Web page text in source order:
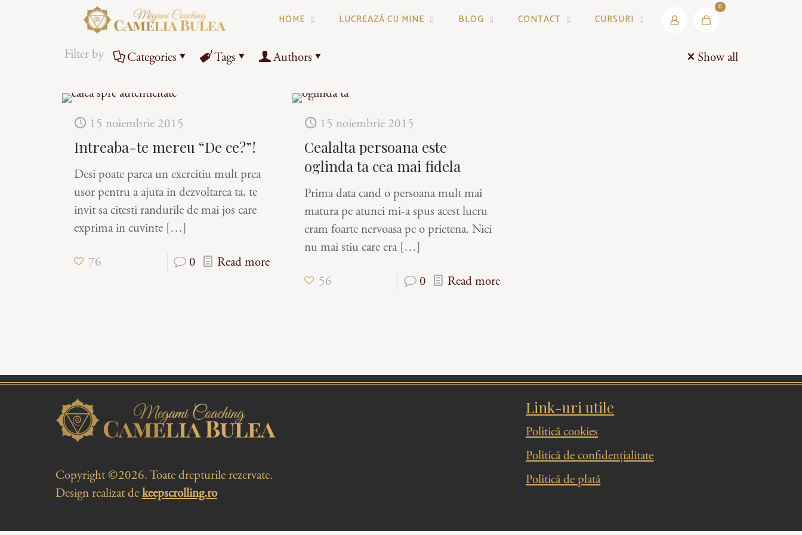
HOME LUCREAZĂ CU MINE BLOG CONTACT CURSURI
0
Filter by Categories Tags Authors Show all
15 noiembrie 2015
Intreaba-te mereu “De ce?”!
Desi poate parea un exercitiu mult prea
usor pentru a ajuta in dezvoltarea ta, te
invit sa citesti randurile de mai jos care
exprima in cuvinte […]
76 0 Read more
15 noiembrie 2015
Cealalta persoana este
oglinda ta cea mai fidela
Prima data cand o persoana mult mai
matura pe atunci mi-a spus acest lucru
eram foarte nervoasa pe o prietena. Nici
nu mai stiu care era[…]
56 0 Read more
Copyright ©2026. Toate drepturile rezervate.
Design realizat dekeepscrolling.ro
Link-uri utile
Politică cookies
Politică de confidențialitate
Politică de plată